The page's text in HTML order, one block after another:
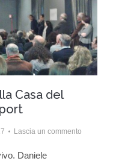
Casa del
Lascia un commento
Daniele